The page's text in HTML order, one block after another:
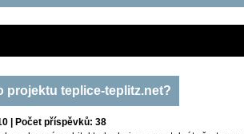
projektu teplice-teplitz.net?
| Počet příspěvků: 38